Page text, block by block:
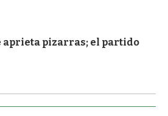
aprieta pizarras; el partido